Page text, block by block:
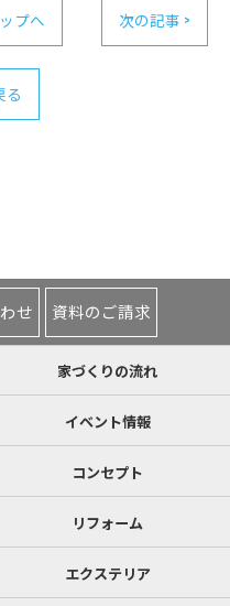
プへ 次の記事 >
る
せ 資料のご請求
家づくりの流れ
イベント情報
コンセプト
リフォーム
エクステリア